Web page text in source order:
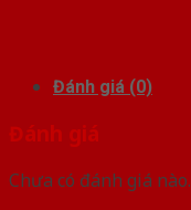
Đánh giá (0)
Đánh giá
Chưa có đánh giá nào.